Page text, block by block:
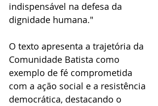
indispensável na defesa da
dignidade humana."
O texto apresenta a trajetória da
Comunidade Batista como
exemplo de fé comprometida
com a ação social e a resistência
democrática, destacando o